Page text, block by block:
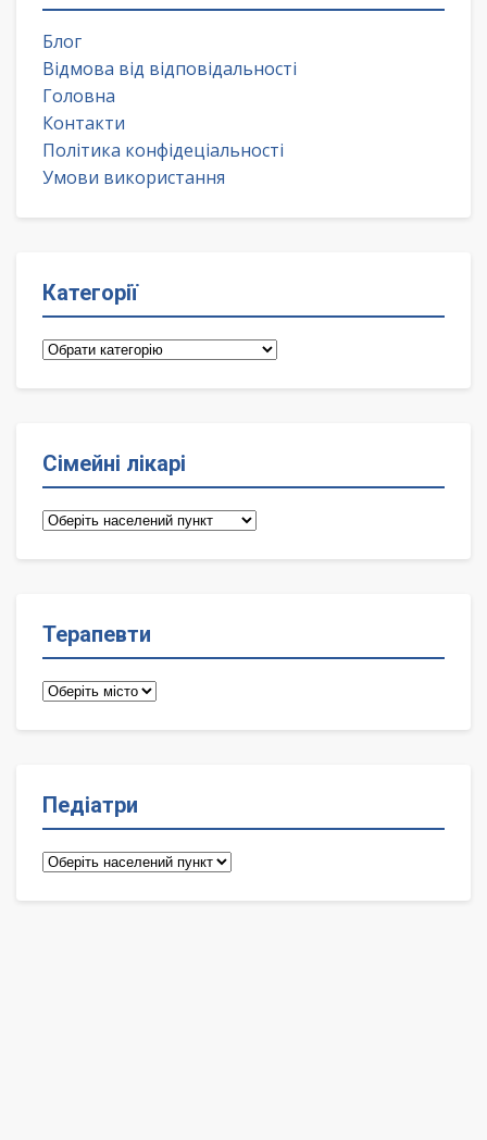
Блог
Відмова від відповідальності
Головна
Контакти
Політика конфідеціальності
Умови використання
Категорії
Категорії
Сімейні лікарі
Сімейні
Терапевти
Терапевти
Педіатри
Педіатри